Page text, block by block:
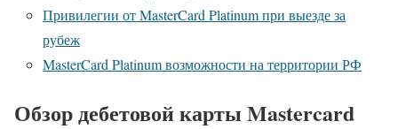
Привилегии от MasterCard Platinum при выезде за
рубеж
MasterCard Platinum возможности на территории РФ
Обзор дебетовой карты Mastercard